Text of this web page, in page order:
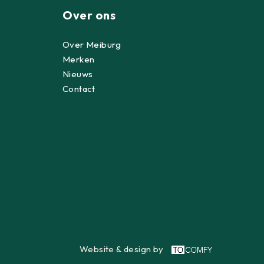
Over ons
Over Meiburg
Merken
Nieuws
Contact
Website & design by